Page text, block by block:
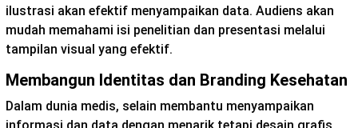
ilustrasi akan efektif menyampaikan data. Audiens akan
mudah memahami isi penelitian dan presentasi melalui
tampilan visual yang efektif.
Membangun Identitas dan Branding Kesehatan
Dalam dunia medis, selain membantu menyampaikan